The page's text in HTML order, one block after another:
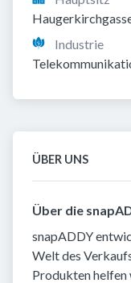
Industrie
ÜBER UNS
Über die
snapADDY
Welt des
Produkten